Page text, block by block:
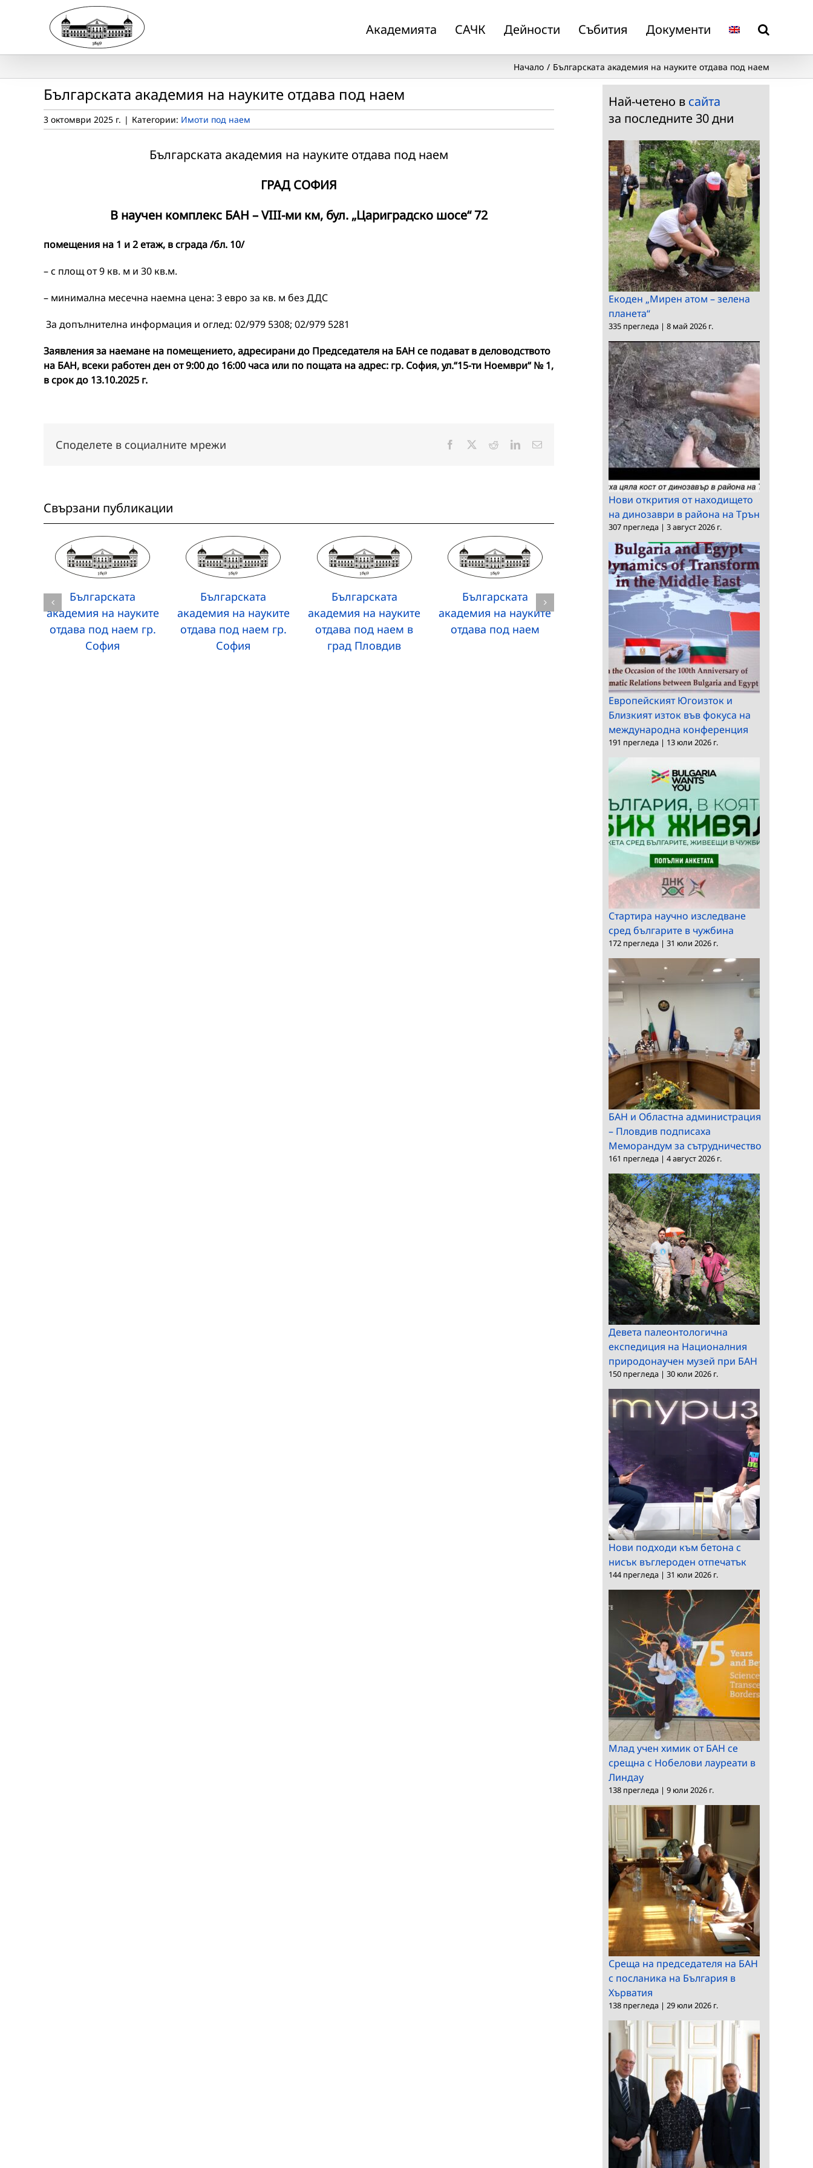
Академията САЧК Дейности Събития Документи
Начало Българската академия на науките отдава под наем
Българската академия на науките отдава под наем
3 октомври 2025 г. | Категории: Имоти под наем
Българската академия на науките отдава под наем
ГРАД СОФИЯ
В научен комплекс БАН –VIII-ми км, бул. „Цариградско шосе“ 72
помещения на 1 и 2 етаж, в сграда /бл. 10/
– с площ от 9 кв. м и 30 кв.м.
– минимална месечна наемна цена: 3 евро за кв. м без ДДС
За допълнителна информация и оглед: 02/979 5308; 02/979 5281
Заявления за наемане на помещението, адресирани до Председателя на БАН се подават в деловодството
на БАН, всеки работен ден от 9:00 до 16:00 часа или по пощата на адрес: гр. София, ул.“15-ти Ноември“ № 1,
в срок до 13.10.2025 г.
Споделете в социалните мрежи Facebook RedditLinkedInЕлектронна
Свързани публикации
Българската
академия на науките
отдава под наем гр.
София
Българската
академия на науките
отдава под наем гр.
София
Българската
академия на науките
отдава под наем в
град Пловдив
Българската
академия на науките
отдава под наем
Българската
академия на науките
отдава под наем
Българската
академия на науките
отдава под наем
недвижим имот
Най-четено в сайта
за последните 30 дни
Екоден „Мирен атом – зелена
планета“
335 прегледа | 8 май 2026 г.
Нови открития от находището
на динозаври в района на Трън
307 прегледа | 3 август 2026 г.
Европейският Югоизток и
Близкият изток във фокуса на
международна конференция
191 прегледа | 13 юли 2026 г.
Стартира научно изследване
сред българите в чужбина
172 прегледа | 31 юли 2026 г.
БАН и Областна администрация
– Пловдив подписаха
Меморандум за сътрудничество
161 прегледа | 4 август 2026 г.
Девета палеонтологична
експедиция на Националния
природонаучен музей при БАН
150 прегледа | 30 юли 2026 г.
Нови подходи към бетона с
нисък въглероден отпечатък
144 прегледа | 31 юли 2026 г.
Млад учен химик от БАН се
срещна с Нобелови лауреати в
Линдау
138 прегледа | 9 юли 2026 г.
Среща на председателя на БАН
с посланика на България в
Хърватия
138 прегледа | 29 юли 2026 г.